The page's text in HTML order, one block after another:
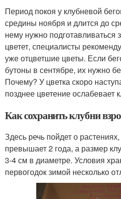
Период покоя у клубневой
средины ноября и длится до
нему нужно подготавливаться
цветет, специалисты
уже отцветшие цветы. Если
бутоны в сентябре, их нужно
Почему? У цветка скоро
позднее цветение ослабевает
Как сохранить клубни
Здесь речь пойдет о
превышает 2 года, а размер
3-4 см в диаметре. Условия
первогодок зимой несколько